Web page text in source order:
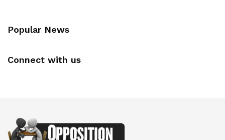
Popular News
Connect with us